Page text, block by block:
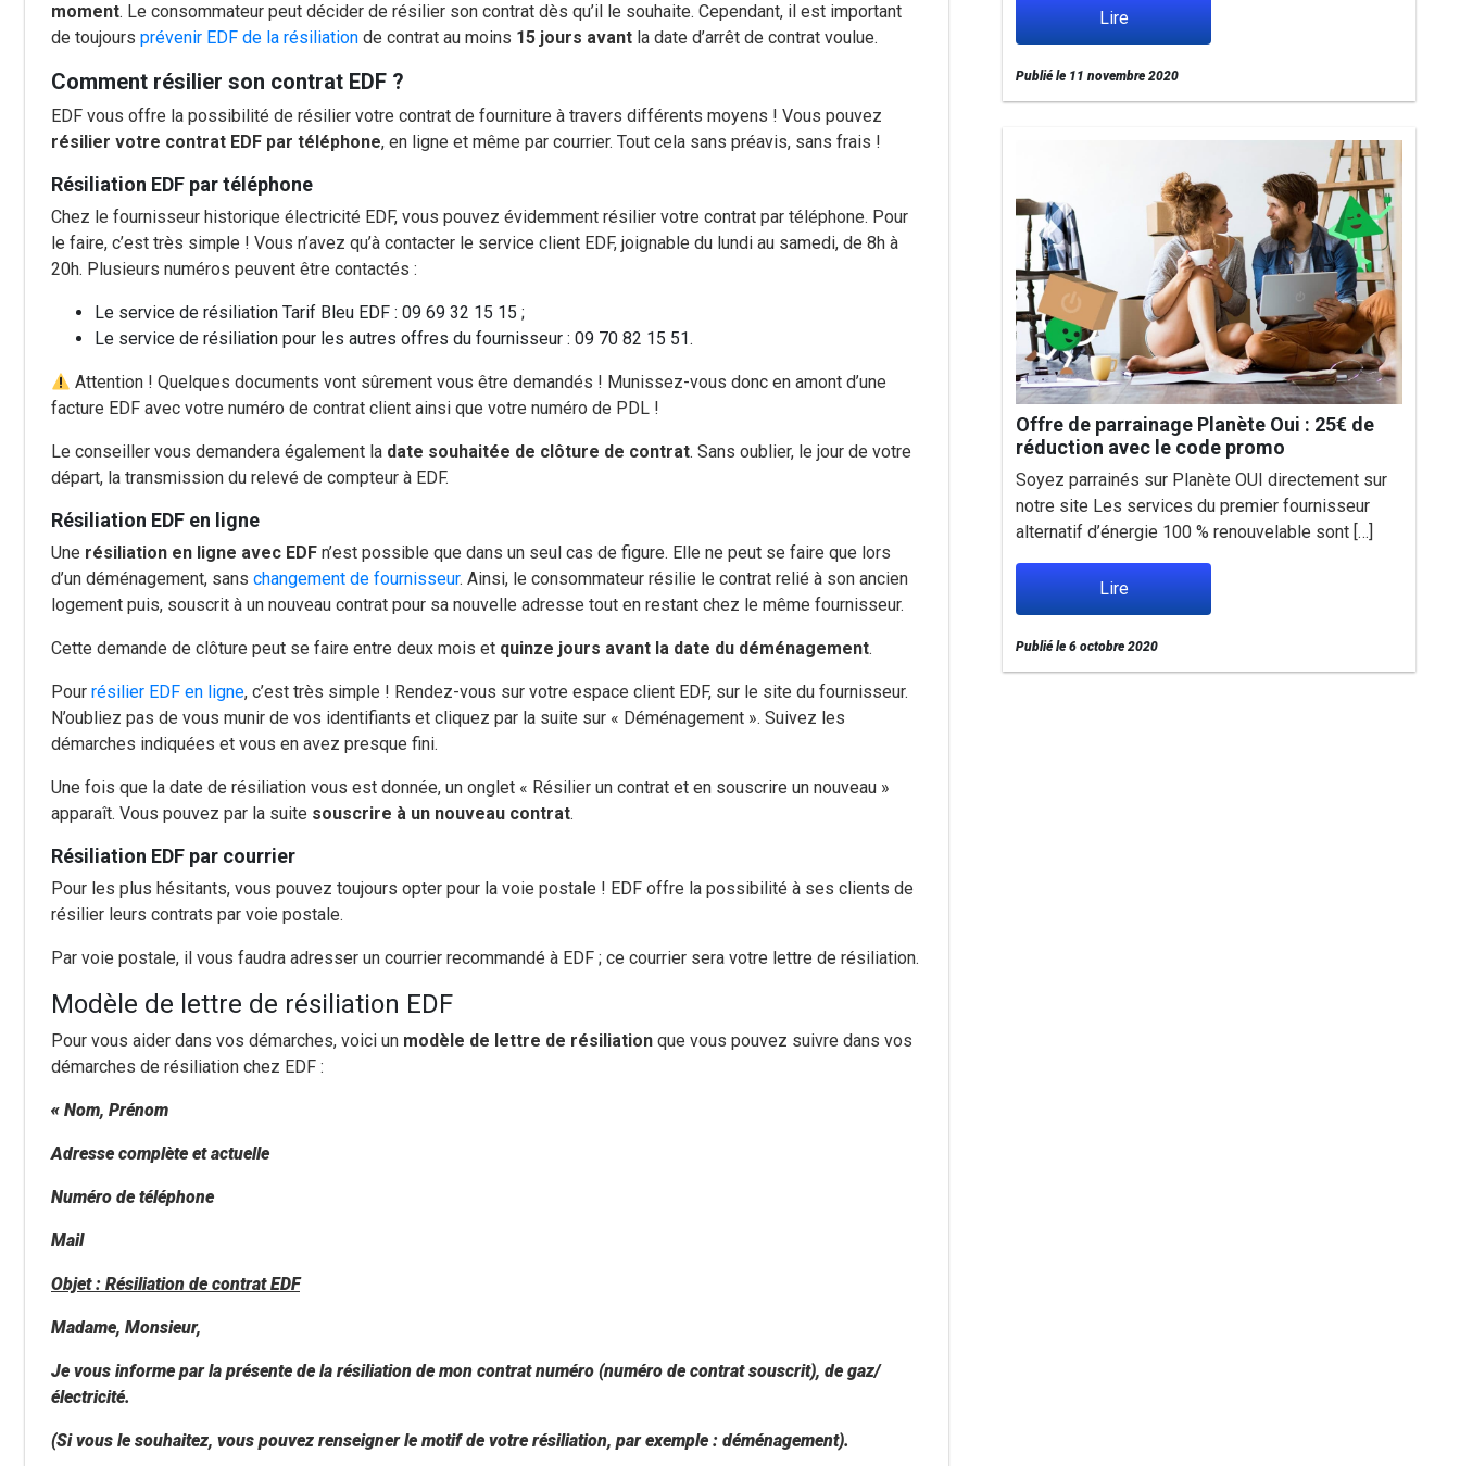
moment. Le consommateur peut décider de résilier son contrat dès qu’il le souhaite. Cependant, il est important
de toujours prévenir EDF de la résiliation de contrat au moins 15 jours avant la date d’arrêt de contrat voulue.
Comment résilier son contrat EDF ?
EDF vous offre la possibilité de résilier votre contrat de fourniture à travers différents moyens ! Vous pouvez
résilier votre contrat EDF par téléphone, en ligne et même par courrier. Tout cela sans préavis, sans frais !
Résiliation EDF par téléphone
Chez le fournisseur historique électricité EDF, vous pouvez évidemment résilier votre contrat par téléphone. Pour
le faire, c’est très simple ! Vous n’avez qu’à contacter le service client EDF, joignable du lundi au samedi, de 8h à
20h. Plusieurs numéros peuvent être contactés :
Le service de résiliation Tarif Bleu EDF : 09 69 32 15 15 ;
Le service de résiliation pour les autres offres du fournisseur : 09 70 82 15 51.
Attention ! Quelques documents vont sûrement vous être demandés ! Munissez-vous donc en amont d’une
facture EDF avec votre numéro de contrat client ainsi que votre numéro de PDL !
Le conseiller vous demandera également la date souhaitée de clôture de contrat. Sans oublier, le jour de votre
départ, la transmission du relevé de compteur à EDF.
Résiliation EDF en ligne
Une résiliation en ligne avec EDF n’est possible que dans un seul cas de figure. Elle ne peut se faire que lors
d’un déménagement, sans changement de fournisseur. Ainsi, le consommateur résilie le contrat relié à son ancien
logement puis, souscrit à un nouveau contrat pour sa nouvelle adresse tout en restant chez le même fournisseur.
Cette demande de clôture peut se faire entre deux mois et quinze jours avant la date du déménagement.
Pour résilier EDF en ligne, c’est très simple ! Rendez-vous sur votre espace client EDF, sur le site du fournisseur.
N’oubliez pas de vous munir de vos identifiants et cliquez par la suite sur « Déménagement ». Suivez les
démarches indiquées et vous en avez presque fini.
Une fois que la date de résiliation vous est donnée, un onglet « Résilier un contrat et en souscrire un nouveau »
apparaît. Vous pouvez par la suite souscrire à un nouveau contrat.
Résiliation EDF par courrier
Pour les plus hésitants, vous pouvez toujours opter pour la voie postale ! EDF offre la possibilité à ses clients de
résilier leurs contrats par voie postale.
Par voie postale, il vous faudra adresser un courrier recommandé à EDF ; ce courrier sera votre lettre de résiliation.
Modèle de lettre de résiliation EDF
Pour vous aider dans vos démarches, voici un modèle de lettre de résiliation que vous pouvez suivre dans vos
démarches de résiliation chez EDF :
« Nom, Prénom
Adresse complète et actuelle
Numéro de téléphone
Mail
Objet : Résiliation de contrat EDF
Madame, Monsieur,
Je vous informe par la présente de la résiliation de mon contrat numéro (numéro de contrat souscrit), de gaz/
électricité.
(Si vous le souhaitez, vous pouvez renseigner le motif de votre résiliation, par exemple : déménagement).
Lire
Publié le 11 novembre 2020
Offre de parrainage Planète Oui : 25€ de
réduction avec le code promo
Soyez parrainés sur Planète OUI directement sur
notre site Les services du premier fournisseur
alternatif d’énergie 100 % renouvelable sont […]
Lire
Publié le 6 octobre 2020